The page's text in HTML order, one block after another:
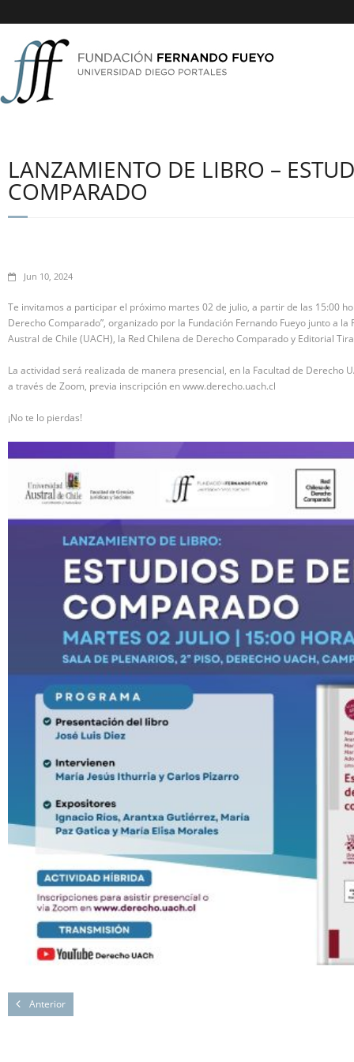
LANZAMIENTO DE LIBRO –
COMPARADO
Jun 10, 2024
Te invitamos a participar el próximo martes 02 de julio, a partir de las 15:00
Derecho Comparado”, organizado por la Fundación Fernando Fueyo junto a
Austral de Chile (UACH), la Red Chilena de Derecho Comparado y Editorial
La actividad será realizada de manera presencial, en la Facultad de Derecho
a través de Zoom, previa inscripción en www.derecho.uach.cl
¡No te lo pierdas!
Anterior